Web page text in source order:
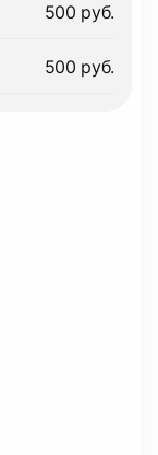
500 руб.
500 руб.